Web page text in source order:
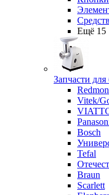
Ещё 15
Запчасти
Vitek/
Bosch
Tefal
Braun
Scarlett